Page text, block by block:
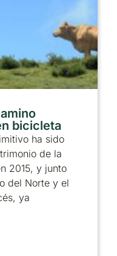
bicicleta
ha sido
de la
2015, y junto
del Norte y el
ya